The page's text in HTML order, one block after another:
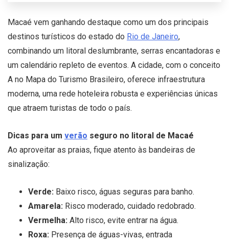
Macaé vem ganhando destaque como um dos principais
destinos turísticos do estado do Rio de Janeiro,
combinando um litoral deslumbrante, serras encantadoras e
um calendário repleto de eventos. A cidade, com o conceito
A no Mapa do Turismo Brasileiro, oferece infraestrutura
moderna, uma rede hoteleira robusta e experiências únicas
que atraem turistas de todo o país.
Dicas para um verão seguro no litoral de Macaé
Ao aproveitar as praias, fique atento às bandeiras de
sinalização:
Verde: Baixo risco, águas seguras para banho.
Amarela: Risco moderado, cuidado redobrado.
Vermelha: Alto risco, evite entrar na água.
Roxa: Presença de águas-vivas, entrada